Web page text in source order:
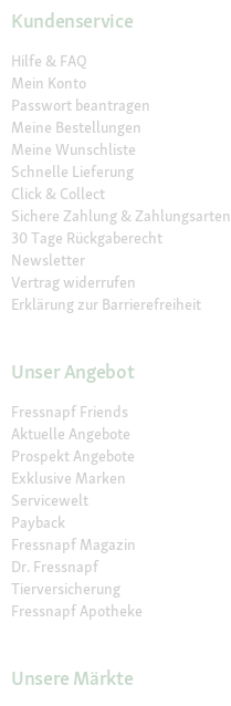
Kundenservice
Hilfe & FAQ
Mein Konto
Passwort beantragen
Meine Bestellungen
Meine Wunschliste
Schnelle Lieferung
Click & Collect
Sichere Zahlung & Zahlungsarten
30 Tage Rückgaberecht
Newsletter
Vertrag widerrufen
Erklärung zur Barrierefreiheit
Unser Angebot
Fressnapf Friends
Aktuelle Angebote
Prospekt Angebote
Exklusive Marken
Servicewelt
Payback
Fressnapf Magazin
Dr. Fressnapf
Tierversicherung
Fressnapf Apotheke
Unsere Märkte